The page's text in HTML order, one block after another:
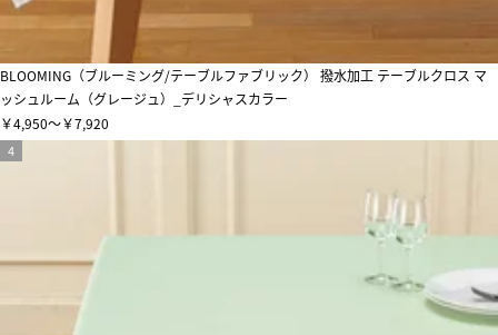
BLOOMING（ブルーミング/テーブルファブリック） 撥水加工 テーブルクロス マ
ッシュルーム（グレージュ）_デリシャスカラー
￥4,950～￥7,920